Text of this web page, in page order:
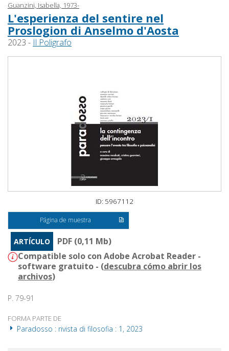
Guanzini, Isabella, 1973-
L'esperienza del sentire nel
Proslogion di Anselmo d'Aosta
2023 - Il Poligrafo
ID: 5967112
Página de muestra
ARTÍCULO
PDF (0,11 Mb)
Compatible solo con Adobe Acrobat Reader -
software gratuito - (descubra cómo abrir los
archivos)
P. 79-91
FORMA PARTE DE
Paradosso : rivista di filosofia : 1, 2023